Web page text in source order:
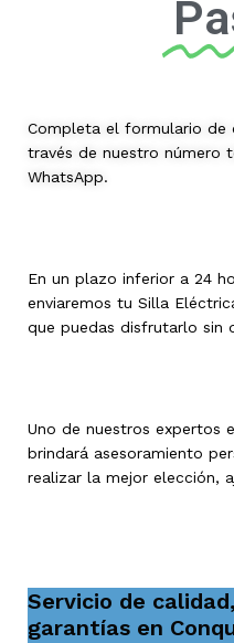
Completa el formulario
través de nuestro número
WhatsApp.
En un plazo inferior a 24
enviaremos tu Silla
que puedas disfrutarlo sin
Uno de nuestros expertos
brindará asesoramiento
realizar la mejor elección,
Servicio de
garantías en